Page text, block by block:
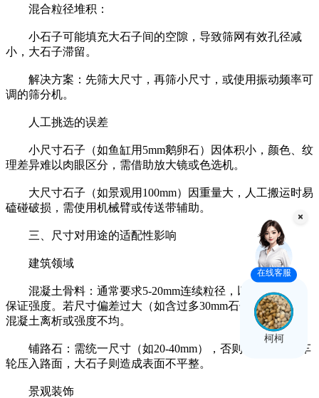
混合粒径堆积：
小石子可能填充大石子间的空隙，导致筛网有效孔径减
小，大石子滞留。
解决方案：先筛大尺寸，再筛小尺寸，或使用振动频率可
调的筛分机。
人工挑选的误差
小尺寸石子（如鱼缸用5mm鹅卵石）因体积小，颜色、纹
理差异难以肉眼区分，需借助放大镜或色选机。
大尺寸石子（如景观用100mm）因重量大，人工搬运时易
磕碰破损，需使用机械臂或传送带辅助。
三、尺寸对用途的适配性影响
建筑领域
混凝土骨料：通常要求5-20mm连续粒径，以填充空隙并
保证强度。若尺寸偏差过大（如含过多30mm石子），会导致
混凝土离析或强度不均。
铺路石：需统一尺寸（如20-40mm），否则小石子易被车
轮压入路面，大石子则造成表面不平整。
景观装饰
在线客服
柯柯